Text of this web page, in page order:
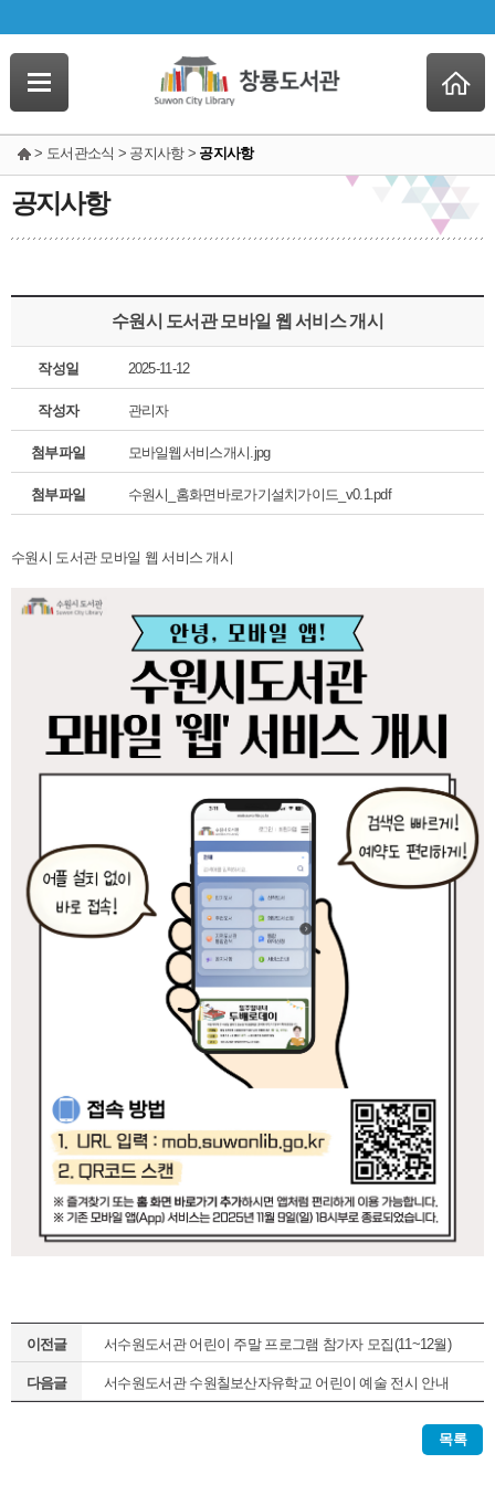
> 도서관소식 > 공지사항 > 공지사항
공지사항
수원시 도서관 모바일 웹 서비스 개시
작성일 2025-11-12
작성자 관리자
첨부파일 모바일웹서비스개시.jpg
첨부파일 수원시_홈화면바로가기설치가이드_v0.1.pdf
수원시 도서관 모바일 웹 서비스 개시
이전글 서수원도서관 어린이 주말 프로그램 참가자 모집(11~12월)
다음글 서수원도서관 수원칠보산자유학교 어린이 예술 전시 안내
목록